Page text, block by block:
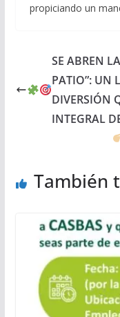
propiciando un
SE ABREN
PATIO”: UN
DIVERSIÓN
INTEGRAL
También